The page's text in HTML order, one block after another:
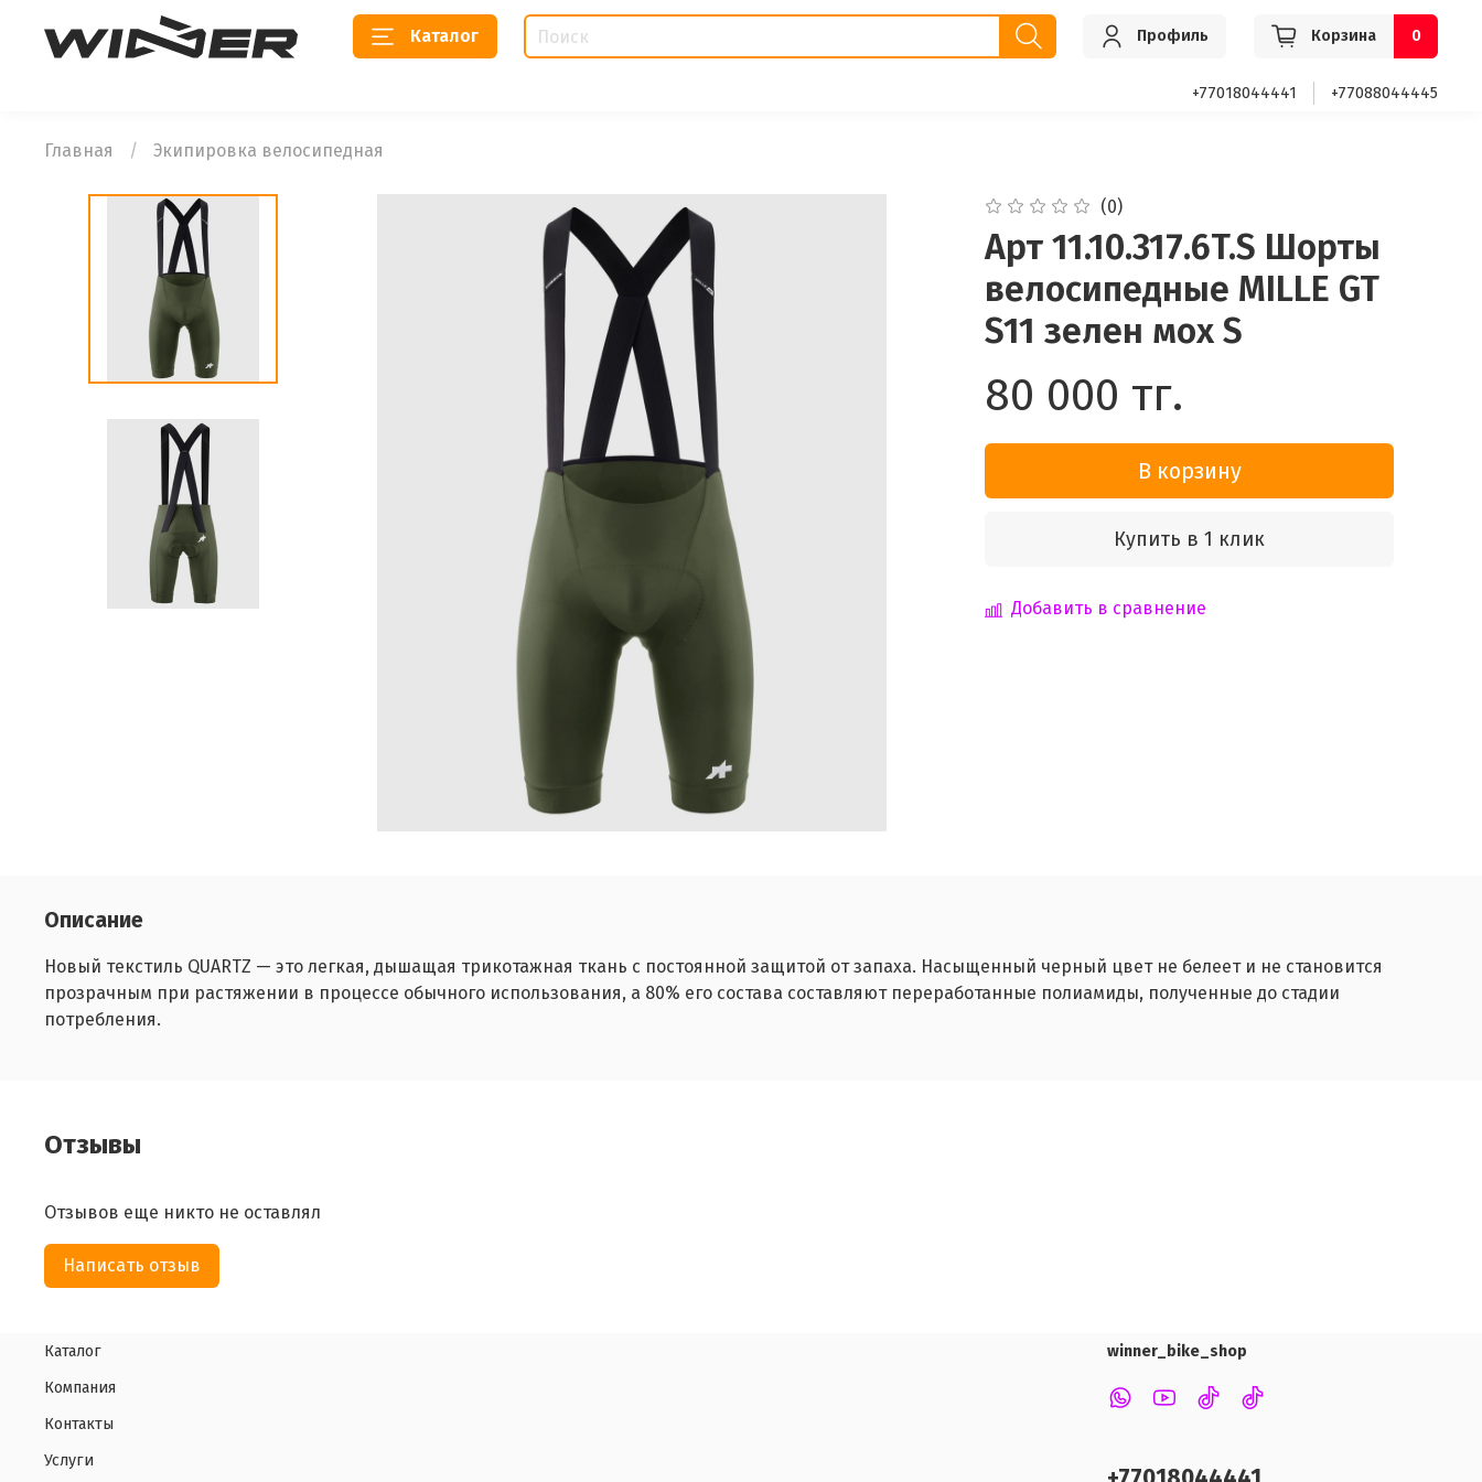
Каталог Профиль Корзина 0
+77018044441 +77088044445
Главная Экипировка велосипедная
(0)
Арт 11.10.317.6T.S Шорты
велосипедные MILLE GT
S11 зелен мох S
80 000 тг.
В корзину
Купить в 1 клик
Добавить в сравнение
Описание
Новый текстиль QUARTZ — это легкая, дышащая трикотажная ткань с постоянной защитой от запаха. Насыщенный черный цвет не белеет и не становится
прозрачным при растяжении в процессе обычного использования, а 80% его состава составляют переработанные полиамиды, полученные до стадии
потребления.
Отзывы
Отзывов еще никто не оставлял
Написать отзыв
Каталог
Компания
Контакты
Услуги
winner_bike_shop